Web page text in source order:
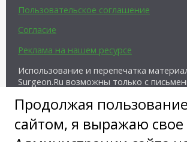
Продолжая
сайтом, я выражаю свое
Пользовательское соглашение
Согласие
Реклама на нашем ресурсе
Использование и перепечатка
Surgeon.Ru возможны только с
активной ссылки на источник.